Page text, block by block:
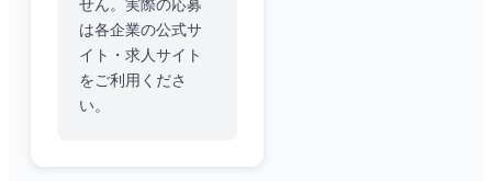
せん。実際の応募
は各企業の公式サ
イト・求人サイト
をご利用くださ
い。